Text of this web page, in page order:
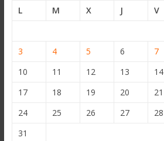
L
M X J V
3
4 5 6 7
10
11 12 13 14
17
18 19 20 21
24
25 26 27 28
31